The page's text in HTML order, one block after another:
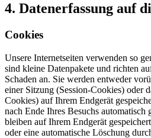
4. Datenerfassung auf
Cookies
Unsere Internetseiten verwenden so
sind kleine Datenpakete und richten
Schaden an. Sie werden entweder
einer Sitzung (Session-Cookies) oder
Cookies) auf Ihrem Endgerät
nach Ende Ihres Besuchs automatisch
bleiben auf Ihrem Endgerät
oder eine automatische Löschung